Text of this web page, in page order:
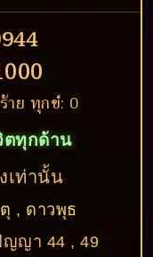
าย ทุกข์: 0
ตทุกด้าน
เท่านั้น
, ดาวพุธ
ญญา 44 , 49